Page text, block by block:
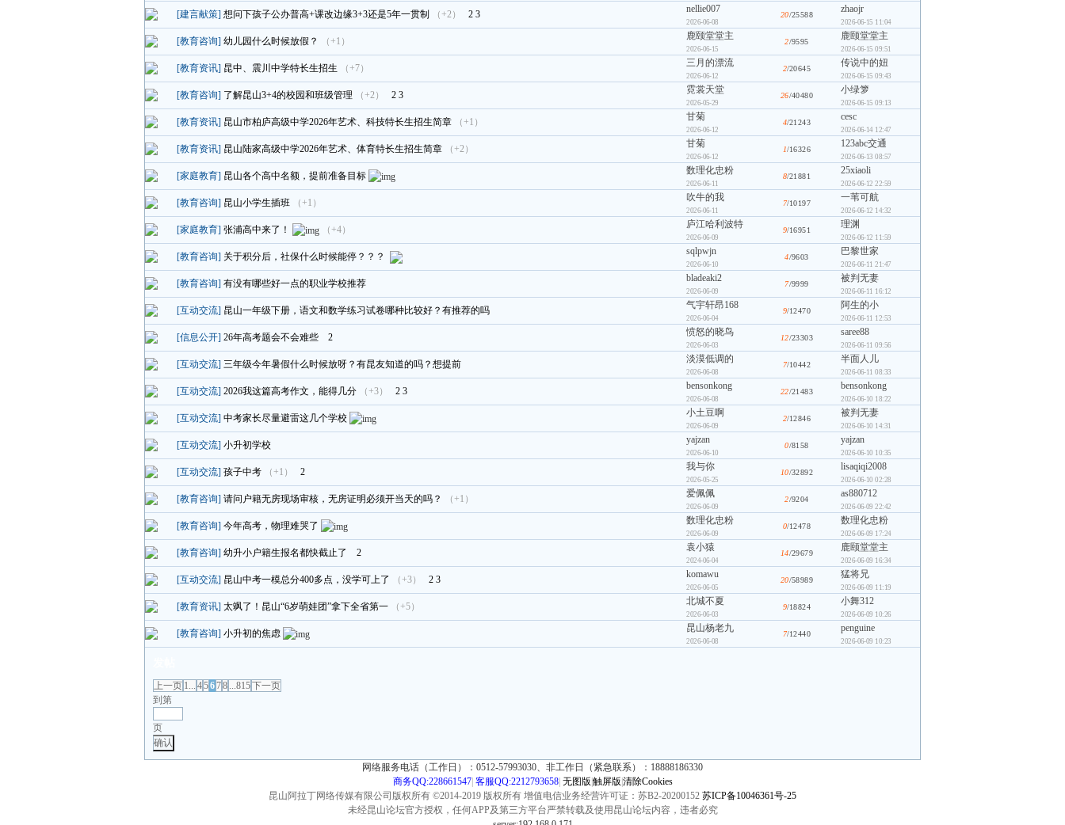
[建言献策] 想问下孩子公办普高+课改边缘3+3还是5年一贯制 （+2） 2 3 nellie007
2026-06-08
20/25588 zhaojr
2026-06-15 11:04
[教育咨询] 幼儿园什么时候放假？ （+1） 鹿颐堂堂主
2026-06-15
2/9595 鹿颐堂堂主
2026-06-15 09:51
[教育资讯] 昆中、震川中学特长生招生 （+7） 三月的漂流
2026-06-12
2/20645 传说中的妞
2026-06-15 09:43
[教育咨询] 了解昆山3+4的校园和班级管理 （+2） 2 3 霓裳天堂
2026-05-29
26/40480 小绿箩
2026-06-15 09:13
[教育资讯] 昆山市柏庐高级中学2026年艺术、科技特长生招生简章 （+1） 甘菊
2026-06-12
4/21243 cesc
2026-06-14 12:47
[教育资讯] 昆山陆家高级中学2026年艺术、体育特长生招生简章 （+2） 甘菊
2026-06-12
1/16326 123abc交通
2026-06-13 08:57
[家庭教育] 昆山各个高中名额，提前准备目标 数理化忠粉
2026-06-11
8/21881 25xiaoli
2026-06-12 22:59
[教育咨询] 昆山小学生插班 （+1） 吹牛的我
2026-06-11
7/10197 一苇可航
2026-06-12 14:32
[家庭教育] 张浦高中来了！ （+4） 庐江哈利波特
2026-06-09
9/16951 理渊
2026-06-12 11:59
[教育咨询] 关于积分后，社保什么时候能停？？？ sqlpwjn
2026-06-10
4/9603 巴黎世家
2026-06-11 21:47
[教育咨询] 有没有哪些好一点的职业学校推荐 bladeaki2
2026-06-09
7/9999 被判无妻
2026-06-11 16:12
[互动交流] 昆山一年级下册，语文和数学练习试卷哪种比较好？有推荐的吗 气宇轩昂168
2026-06-04
9/12470 阿生的小
2026-06-11 12:53
[信息公开] 26年高考题会不会难些 2 愤怒的晓鸟
2026-06-03
12/23303 saree88
2026-06-11 09:56
[互动交流] 三年级今年暑假什么时候放呀？有昆友知道的吗？想提前 淡漠低调的
2026-06-08
7/10442 半面人儿
2026-06-11 08:33
[互动交流] 2026我这篇高考作文，能得几分 （+3） 2 3 bensonkong
2026-06-08
22/21483 bensonkong
2026-06-10 18:22
[互动交流] 中考家长尽量避雷这几个学校 小土豆啊
2026-06-09
2/12846 被判无妻
2026-06-10 14:31
[互动交流] 小升初学校 yajzan
2026-06-10
0/8158 yajzan
2026-06-10 10:35
[互动交流] 孩子中考 （+1） 2 我与你
2026-05-25
10/32892 lisaqiqi2008
2026-06-10 02:28
[教育咨询] 请问户籍无房现场审核，无房证明必须开当天的吗？ （+1） 爱佩佩
2026-06-09
2/9204 as880712
2026-06-09 22:42
[教育咨询] 今年高考，物理难哭了 数理化忠粉
2026-06-09
0/12478 数理化忠粉
2026-06-09 17:24
[教育咨询] 幼升小户籍生报名都快截止了 2 袁小猿
2024-06-04
14/29679 鹿颐堂堂主
2026-06-09 16:34
[互动交流] 昆山中考一模总分400多点，没学可上了 （+3） 2 3 komawu
2026-06-05
20/58989 猛将兄
2026-06-09 11:19
[教育资讯] 太飒了！昆山“6岁萌娃团”拿下全省第一 （+5） 北城不夏
2026-06-03
9/18824 小舞312
2026-06-09 10:26
[教育咨询] 小升初的焦虑 昆山杨老九
2026-06-08
7/12440 penguine
2026-06-09 10:23
上一页 1... 45678 ...815下一页
到第
页
确认
网络服务电话（工作日）：0512-57993030、非工作日（紧急联系）：18888186330
商务QQ:228661547| 客服QQ:2212793658| 无图版 触屏版 清除Cookies
昆山阿拉丁网络传媒有限公司版权所有 ©2014-2019 版权所有 增值电信业务经营许可证：苏B2-20200152 苏ICP备10046361号-25
未经昆山论坛官方授权，任何APP及第三方平台严禁转载及使用昆山论坛内容，违者必究